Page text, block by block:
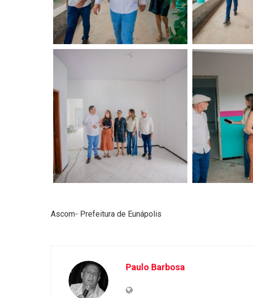
Ascom- Prefeitura de Eunápolis
Paulo Barbosa